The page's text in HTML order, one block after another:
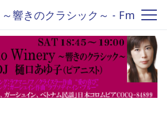
響きのクラシック～ - Fm